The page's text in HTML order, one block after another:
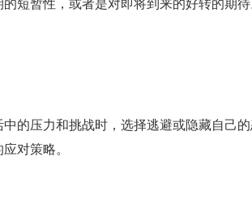
短暂性，或者是对即将到来的好转的期
的压力和挑战时，选择逃避或隐藏自己
对策略。